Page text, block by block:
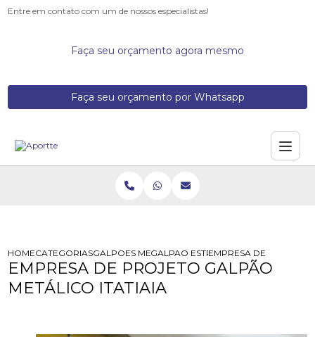
Entre em contato com um de nossos especialistas!
Faça seu orçamento agora mesmo
Faça seu orçamento por Whatsapp
HOMECATEGORIASGALPOES METALICOSGALPAO ESTRUTURA METALICA
EMPRESA DE
EMPRESA DE PROJETO GALPÃO
METÁLICO ITATIAIA